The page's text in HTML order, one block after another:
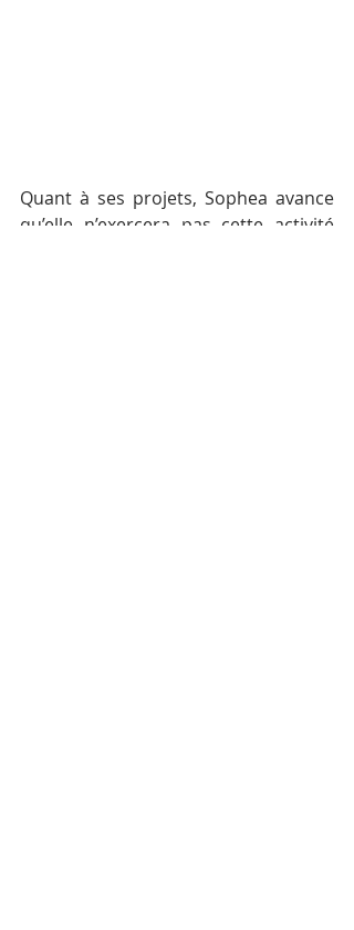
Quant à ses projets, Sophea avance
qu’elle n’exercera pas cette activité